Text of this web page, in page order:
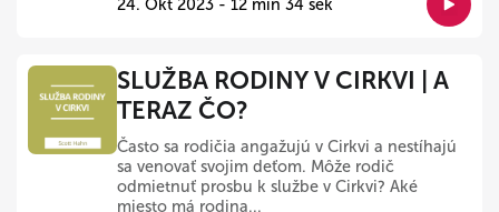
24. Okt 2023 - 12 min 34 sek
SLUŽBA RODINY V CIRKVI | A
TERAZ ČO?
Často sa rodičia angažujú v Cirkvi a nestíhajú
sa venovať svojim deťom. Môže rodič
odmietnuť prosbu k službe v Cirkvi? Aké
miesto má rodina...